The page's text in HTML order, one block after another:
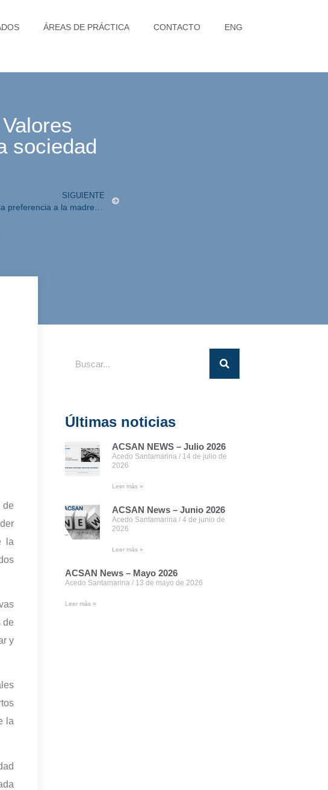
ÁREAS DE PRÁCTICA CONTACTO ENG
sociedad
SIGUIENTE
de
la
de
y
la
Últimas noticias
ACSAN NEWS – Julio 2026
Acedo Santamarina 14 de julio de
2026
Leer más »
ACSAN News – Junio 2026
Acedo Santamarina 4 de junio de
2026
Leer más »
ACSAN News – Mayo 2026
Acedo Santamarina 13 de mayo de 2026
Leer más »